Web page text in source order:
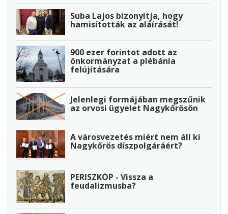
Suba Lajos bizonyítja, hogy
hamisították az aláírását!
900 ezer forintot adott az
önkormányzat a plébánia
felújítására
Jelenlegi formájában megszűnik
az orvosi ügyelet Nagykőrösön
A városvezetés miért nem áll ki
Nagykőrös díszpolgáráért?
PERISZKÓP - Vissza a
feudalizmusba?